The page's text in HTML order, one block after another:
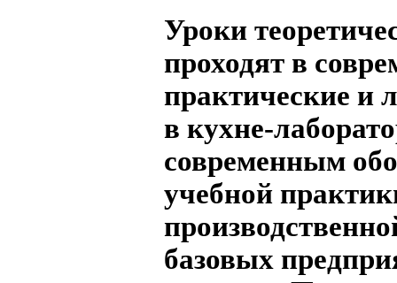
Уроки
проходят в
практические и
в кухне-
современным
учебной
базовых